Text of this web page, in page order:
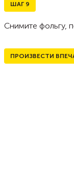
ШАГ 9
Снимите фольгу,
ПРОИЗВЕСТИ